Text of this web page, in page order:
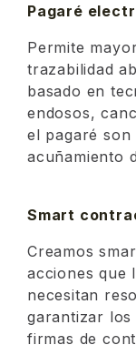
Pagaré
Permite
trazabilidad
basado en
endosos,
el pagaré
acuñamiento
Smart
Creamos
acciones que
necesitan
garantizar
firmas de